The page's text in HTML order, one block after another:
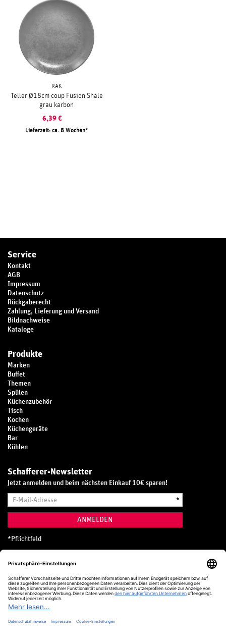
RAK
Teller Ø18cm coup Fusion Shale
grau karbon
6,39 €
Lieferzeit: ca. 8 Wochen
Service
Kontakt
AGB
Impressum
Datenschutz
Rückgaberecht
Zahlung, Lieferung und Versand
Bildnachweise
Kataloge
Produkte
Marken
Buffet
Themen
Spülen
Küchenzubehör
Tisch
Kochen
Küchengeräte
Bar
Kühlen
Schafferer-Newsletter
Jetzt anmelden und beim nächsten Einkauf 10€ sparen!
Mail-
*
ANMELDEN
* Pflichtfeld
Hotline
0800 20 70 300 (D)
Kostenlos aus dem deutschen Festnetz
24 Stunden / 365 Tage im Jahr